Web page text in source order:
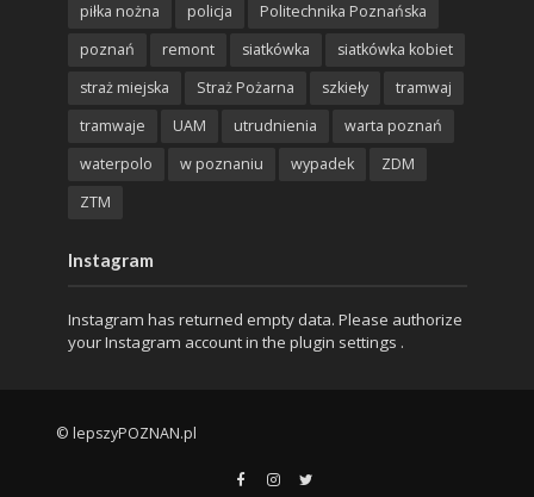
piłka nożna
policja
Politechnika Poznańska
poznań
remont siatkówka
siatkówka kobiet
straż miejska
Straż Pożarna szkieły
tramwaj
tramwaje
UAM utrudnienia
warta poznań
waterpolo
w poznaniu wypadek
ZDM
ZTM
Instagram
Instagram has returned empty data. Please authorize
your Instagram account in the plugin settings .
© lepszyPOZNAN.pl